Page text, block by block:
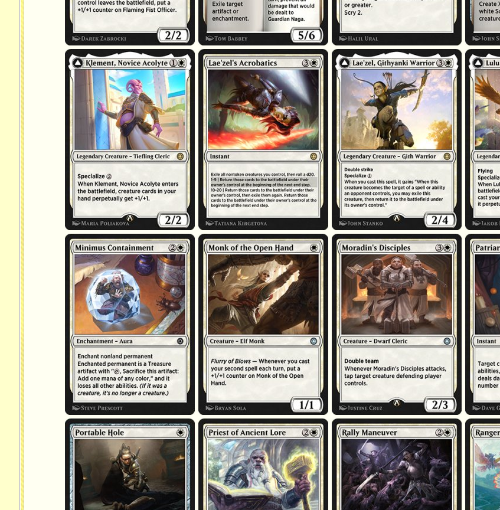
Klement, acolyte novice Acrobaties de Lae'zel Lae'zel, guerrière githyanki Lulu,
Confinement minimal Moine de la main ouverte Disciples de Moradin
Puits portable Prêtre de la sapience ancestrale Manœuvre de ralliement